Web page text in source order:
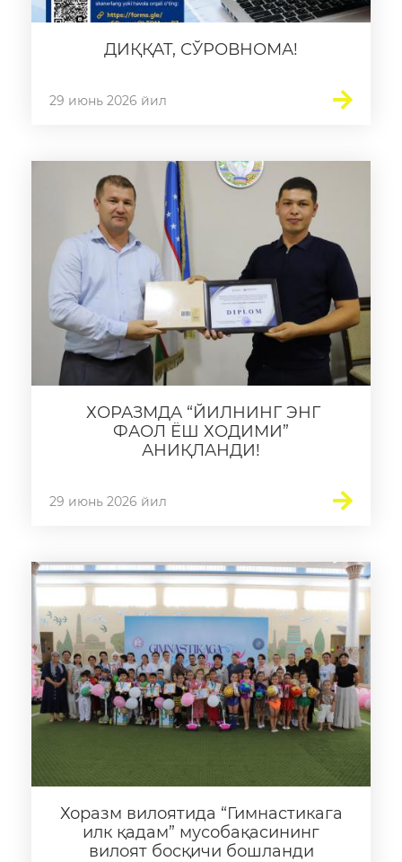
ДИҚҚАТ, СЎРОВНОМА!
29 июнь 2026 йил
ХОРАЗМДА “ЙИЛНИНГ ЭНГ
ФАОЛ ЁШ ХОДИМИ”
АНИҚЛАНДИ!
29 июнь 2026 йил
Хоразм вилоятида “Гимнастикага
илк қадам” мусобақасининг
вилоят босқичи бошланди